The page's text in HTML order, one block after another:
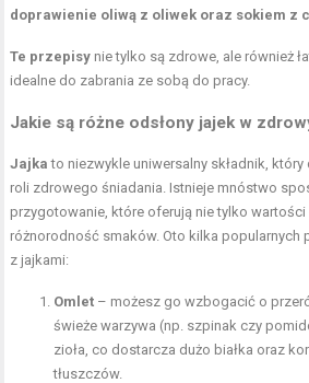
doprawienie oliwą z oliwek oraz sokiem z
Te przepisy nie tylko są zdrowe, ale również
idealne do zabrania ze sobą do pracy.
Jakie są różne odsłony jajek w
Jajka to niezwykle uniwersalny składnik,
roli zdrowego śniadania. Istnieje mnóstwo
przygotowanie, które oferują nie tylko
różnorodność smaków. Oto kilka popularnych
z jajkami:
Omlet – możesz go wzbogacić o
świeże warzywa (np. szpinak czy
zioła, co dostarcza dużo białka oraz
tłuszczów.